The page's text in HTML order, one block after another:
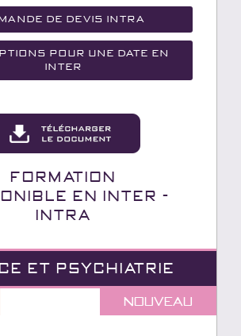
de devis Intra
pour une date en
inter
Formation
en INTER -
INTRA
ET PSYCHIATRIE
nouveau